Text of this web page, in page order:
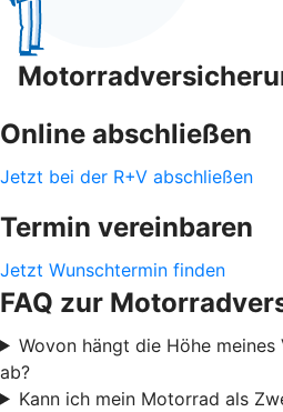
Online abschließen
Jetzt bei der R+V abschließen
Termin vereinbaren
Jetzt Wunschtermin finden
FAQ zur
Wovon hängt die Höhe
ab?
Kann ich mein Motorrad als